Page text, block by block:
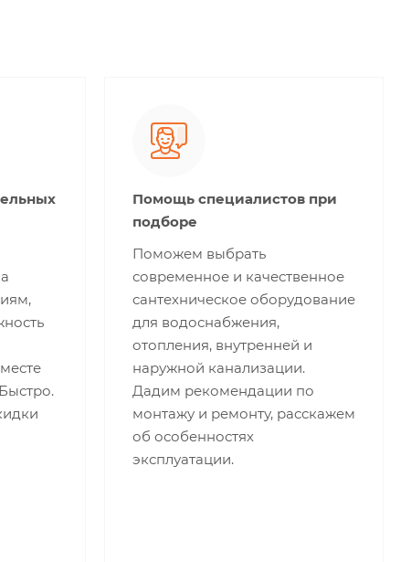
Помощь специалистов при
подборе
Поможем выбрать
современное и качественное
сантехническое оборудование
для водоснабжения,
отопления, внутренней и
наружной канализации.
Дадим рекомендации по
монтажу и ремонту, расскажем
об особенностях
эксплуатации.